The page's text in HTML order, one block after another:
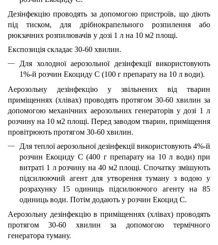
Дезінфекцію проводять за допомогою пристроїв, що діють
під тиском, для дрібнокрапельного розпилення або
рюкзачних розпилювачів у дозі 1 л на 10 м2 площі.
Експозиція складає 30-60 хвилин.
Для холодної аерозольної дезінфекції використовують
1%-й розчин Екоциду С (100 г препарату на 10 л води).
Аерозольну дезінфекцію у звільнених від тварин
приміщеннях (хлівах) проводять протягом 30-60 хвилин за
допомогою механічних аерозольних генераторів у дозі 1 л
розчину на 10 м2 площі. Перед заводом тварин, приміщення
провітрюють протягом 30-60 хвилин.
Для теплої аерозольної дезінфекції використовують 4%-й
розчин Екоциду С (400 г препарату на 10 л води) при
витраті 1 л розчину на 40 м2 площі. Спочатку змішують
підсилюючий агент для утворення туману з водою у
розрахунку 15 одиниць підсилюючого агенту на 85
одиниць води. Потім додають у розчин Екоцид С.
Аерозольну дезінфекцію в приміщеннях (хлівах) проводять
протягом 30-60 хвилин за допомогою термічного
генератора туману.